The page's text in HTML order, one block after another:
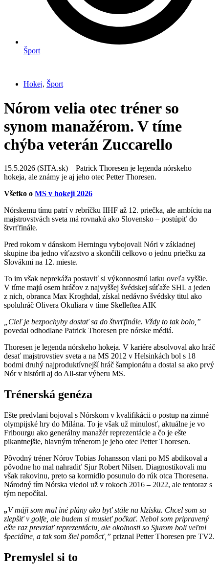
Šport
Hokej, Šport
Nórom velia otec tréner so
synom manažérom. V tíme
chýba veterán Zuccarello
15.5.2026 (SITA.sk) – Patrick Thoresen je legenda nórskeho
hokeja, ale známy je aj jeho otec Petter Thoresen.
Všetko o MS v hokeji 2026
Nórskemu tímu patrí v rebríčku IIHF až 12. priečka, ale ambíciu na
majstrovstvách sveta má rovnakú ako Slovensko – postúpiť do
štvrťfinále.
Pred rokom v dánskom Herningu vybojovali Nóri v základnej
skupine iba jedno víťazstvo a skončili celkovo o jednu priečku za
Slovákmi na 12. mieste.
To im však neprekáža postaviť si výkonnostnú latku oveľa vyššie.
V tíme majú osem hráčov z najvyššej švédskej súťaže SHL a jeden
z nich, obranca Max Kroghdal, získal nedávno švédsky titul ako
spoluhráč Olivera Okuliara v tíme Skelleftea AIK
„Cieľ je bezpochyby dostať sa do štvrťfinále. Vždy to tak bolo,”
povedal odhodlane Patrick Thoresen pre nórske médiá.
Thoresen je legenda nórskeho hokeja. V kariére absolvoval ako hráč
desať majstrovstiev sveta a na MS 2012 v Helsinkách bol s 18
bodmi druhý najproduktívnejší hráč šampionátu a dostal sa ako prvý
Nór v histórii aj do All-star výberu MS.
Trénerská genéza
Ešte predvlani bojoval s Nórskom v kvalifikácii o postup na zimné
olympijské hry do Milána. To je však už minulosť, aktuálne je vo
Fribourgu ako generálny manažér reprezentácie a čo je ešte
pikantnejšie, hlavným trénerom je jeho otec Petter Thoresen.
Pôvodný tréner Nórov Tobias Johansson vlani po MS abdikoval a
pôvodne ho mal nahradiť Sjur Robert Nilsen. Diagnostikovali mu
však rakovinu, preto sa kormidlo posunulo do rúk otca Thoresena.
Národný tím Nórska viedol už v rokoch 2016 – 2022, ale tentoraz s
tým nepočítal.
„V máji som mal iné plány ako byť stále na klzisku. Chcel som sa
zlepšiť v golfe, ale budem si musieť počkať. Nebol som pripravený
ešte raz prevziať reprezentáciu, ale okolnosti so Sjurom boli veľmi
špeciálne, a tak som šiel pomôcť,” priznal Petter Thoresen pre TV2.
Premyslel si to